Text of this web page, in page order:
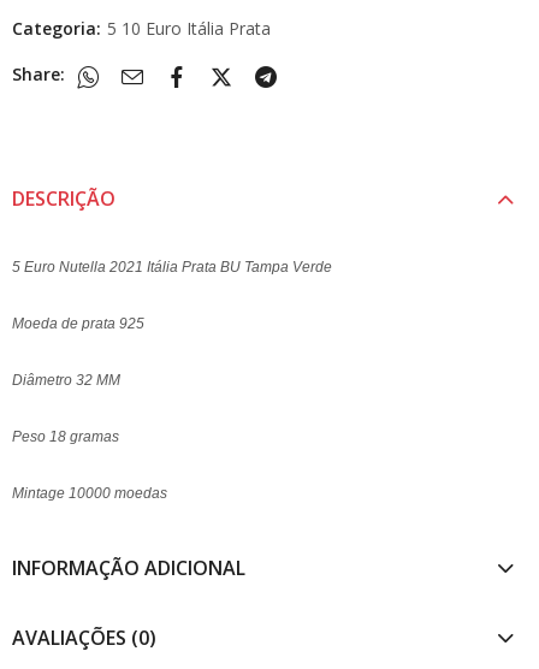
Categoria: 5 10 Euro Itália Prata
Share:
DESCRIÇÃO
5 Euro Nutella 2021 Itália Prata BU Tampa Verde
Moeda de prata 925
Diâmetro 32 MM
Peso 18 gramas
Mintage 10000 moedas
INFORMAÇÃO ADICIONAL
AVALIAÇÕES (0)